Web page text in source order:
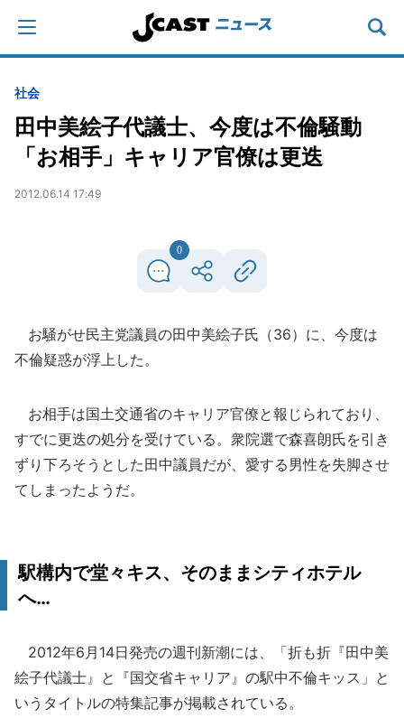
社会
田中美絵子代議士、今度は不倫騒動
「お相手」キャリア官僚は更迭
2012.06.14 17:49
0
お騒がせ民主党議員の田中美絵子氏（36）に、今度は
不倫疑惑が浮上した。
お相手は国土交通省のキャリア官僚と報じられており、
すでに更迭の処分を受けている。衆院選で森喜朗氏を引き
ずり下ろそうとした田中議員だが、愛する男性を失脚させ
てしまったようだ。
駅構内で堂々キス、そのままシティホテル
へ…
2012年6月14日発売の週刊新潮には、「折も折『田中美
絵子代議士』と『国交省キャリア』の駅中不倫キッス」と
いうタイトルの特集記事が掲載されている。